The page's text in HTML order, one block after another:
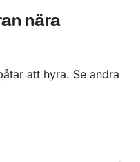
nära
att hyra. Se andra